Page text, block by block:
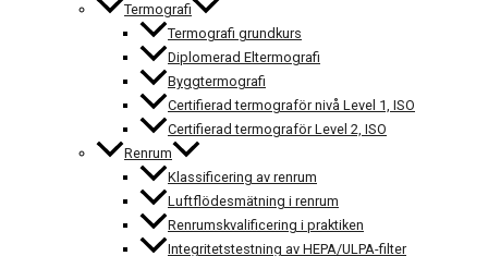
Termografi
Termografi grundkurs
Diplomerad Eltermografi
Byggtermografi
Certifierad termograför nivå Level 1, ISO
Certifierad termograför Level 2, ISO
Renrum
Klassificering av renrum
Luftflödesmätning i renrum
Renrumskvalificering i praktiken
Integritetstestning av HEPA/ULPA-filter